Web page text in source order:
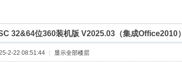
索
32&64位360装机版 V2025.03（集成Office2010）
2-22 08:51:44 显示全部楼层